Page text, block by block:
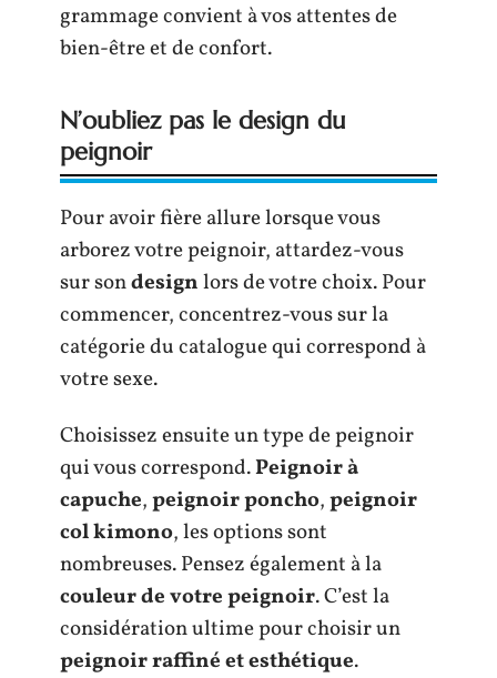
grammage convient à vos attentes de
bien-être et de confort.
N’oubliez pas le design du
peignoir
Pour avoir fière allure lorsque vous
arborez votre peignoir, attardez-vous
sur sondesignlors de votre choix. Pour
commencer, concentrez-vous sur la
catégorie du catalogue qui correspond à
votre sexe.
Choisissez ensuite un type de peignoir
qui vous correspond.Peignoir à
capuche,peignoir poncho,peignoir
col kimono, les options sont
nombreuses. Pensez également à la
couleur de votre peignoir. C’est la
considération ultime pour choisir un
peignoir raffiné et esthétique.